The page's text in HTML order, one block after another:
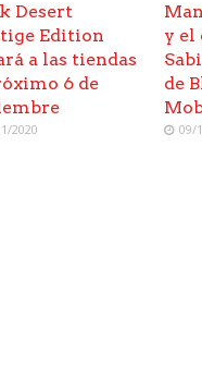
Desert
Edition
a las tiendas
6 de
2020
y el
de
09/